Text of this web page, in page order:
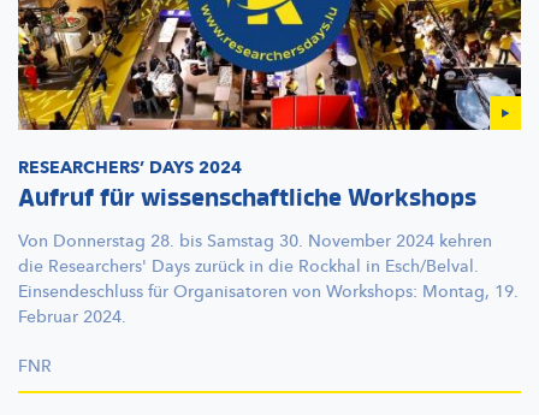
RESEARCHERS’ DAYS 2024
Aufruf für wissenschaftliche Workshops
Von Donnerstag 28. bis Samstag 30. November 2024 kehren
die Researchers' Days zurück in die Rockhal in Esch/Belval.
Einsendeschluss für Organisatoren von Workshops: Montag, 19.
Februar 2024.
FNR